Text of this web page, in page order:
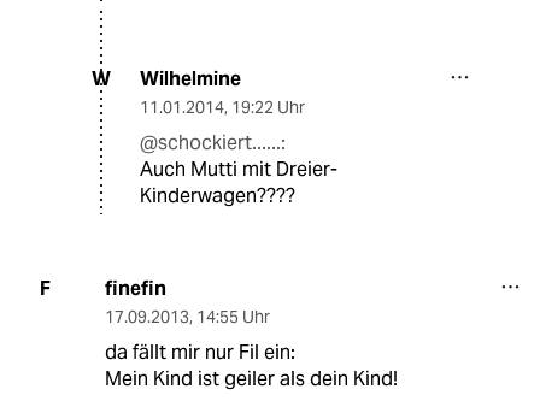
W Wilhelmine
11.01.2014, 19:22 Uhr
@schockiert......:
Auch Mutti mit Dreier-
Kinderwagen????
F finefin
17.09.2013, 14:55 Uhr
da fällt mir nur Fil ein:
Mein Kind ist geiler als dein Kind!